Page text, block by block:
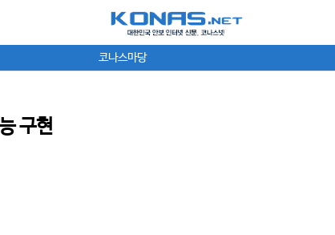
코나스마당
구현